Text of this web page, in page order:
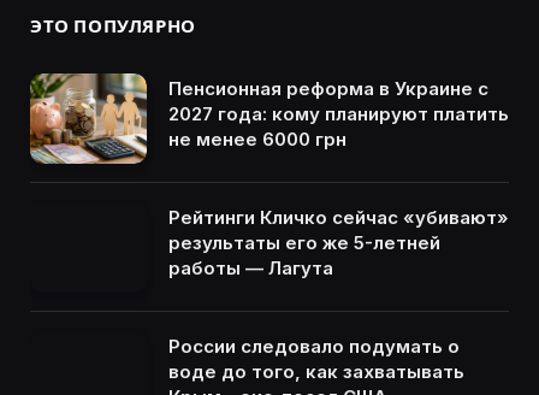
ЭТО ПОПУЛЯРНО
Пенсионная реформа в Украине с
2027 года: кому планируют платить
не менее 6000 грн
Рейтинги Кличко сейчас «убивают»
результаты его же 5-летней
работы — Лагута
России следовало подумать о
воде до того, как захватывать